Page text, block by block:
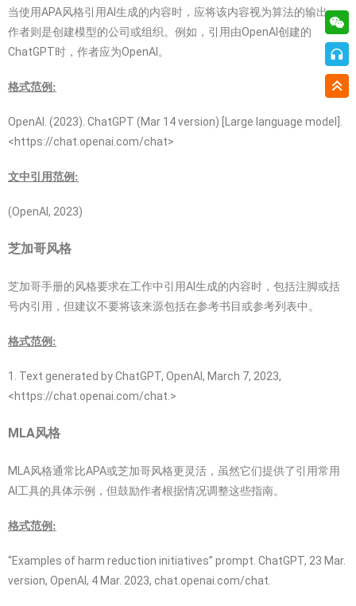
当使用APA风格引用AI生成的内容时，应将该内容视为算法的输出，
作者则是创建模型的公司或组织。例如，引用由OpenAI创建的
ChatGPT时，作者应为OpenAI。
格式范例:
OpenAI. (2023). ChatGPT (Mar 14 version) [Large language model].
<https://chat.openai.com/chat>
文中引用范例:
(OpenAI, 2023)
芝加哥风格
芝加哥手册的风格要求在工作中引用AI生成的内容时，包括注脚或括
号内引用，但建议不要将该来源包括在参考书目或参考列表中。
格式范例:
1. Text generated by ChatGPT, OpenAI, March 7, 2023,
<https://chat.openai.com/chat.>
MLA风格
MLA风格通常比APA或芝加哥风格更灵活，虽然它们提供了引用常用
AI工具的具体示例，但鼓励作者根据情况调整这些指南。
格式范例:
“Examples of harm reduction initiatives” prompt. ChatGPT, 23 Mar.
version, OpenAI, 4 Mar. 2023, chat.openai.com/chat.